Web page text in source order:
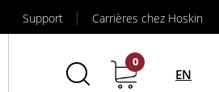
Support Carrières chez Hoskin
0
EN